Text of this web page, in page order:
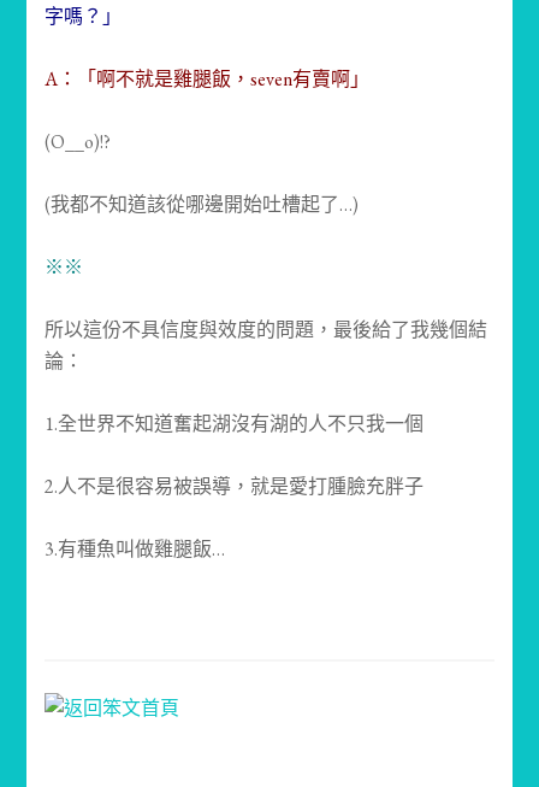
字嗎？」
A：「啊不就是雞腿飯，seven有賣啊」
(O__o)!?
(我都不知道該從哪邊開始吐槽起了…)
※※
所以這份不具信度與效度的問題，最後給了我幾個結
論：
1.全世界不知道奮起湖沒有湖的人不只我一個
2.人不是很容易被誤導，就是愛打腫臉充胖子
3.有種魚叫做雞腿飯…